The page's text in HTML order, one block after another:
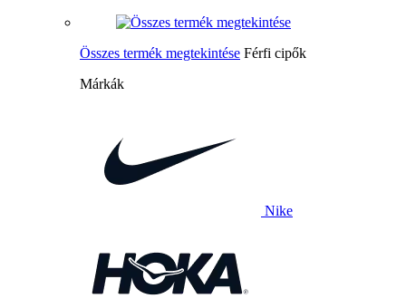
Összes termék megtekintése Férfi cipők
Márkák
Nike